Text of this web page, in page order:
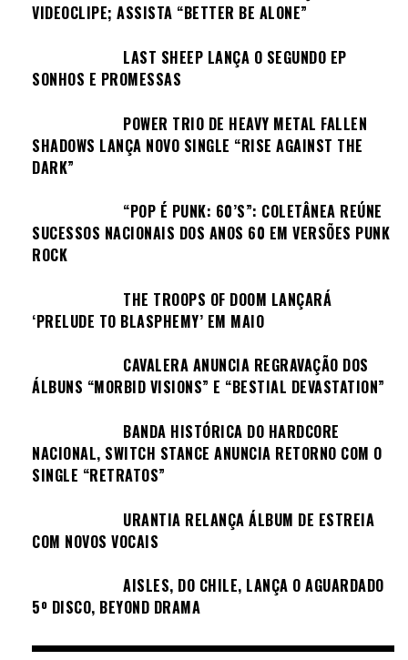
VIDEOCLIPE; ASSISTA “BETTER BE ALONE”
LAST SHEEP LANÇA O SEGUNDO EP
SONHOS E PROMESSAS
POWER TRIO DE HEAVY METAL FALLEN
SHADOWS LANÇA NOVO SINGLE “RISE AGAINST THE
DARK”
“POP É PUNK: 60’S”: COLETÂNEA REÚNE
SUCESSOS NACIONAIS DOS ANOS 60 EM VERSÕES PUNK
ROCK
THE TROOPS OF DOOM LANÇARÁ
‘PRELUDE TO BLASPHEMY’ EM MAIO
CAVALERA ANUNCIA REGRAVAÇÃO DOS
ÁLBUNS “MORBID VISIONS” E “BESTIAL DEVASTATION”
BANDA HISTÓRICA DO HARDCORE
NACIONAL, SWITCH STANCE ANUNCIA RETORNO COM O
SINGLE “RETRATOS”
URANTIA RELANÇA ÁLBUM DE ESTREIA
COM NOVOS VOCAIS
AISLES, DO CHILE, LANÇA O AGUARDADO
5º DISCO, BEYOND DRAMA